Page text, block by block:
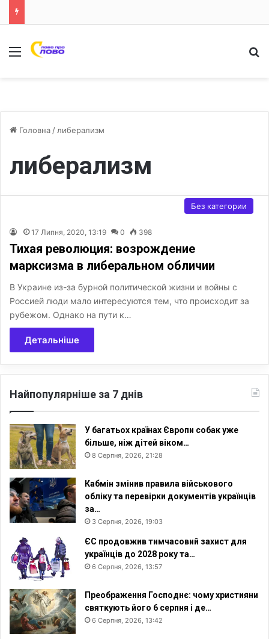
Меню
Головна / либерализм
либерализм
Без категории
17 Липня, 2020, 13:19 0 398
Тихая революция: возрождение
марксизма в либеральном обличии
В Украине из-за бурной политической жизни и войны с
Россией люди мало интересуются тем, что происходит за
рубежом. Однако на пути к…
Детальніше
Найпопулярніше за 7 днів
У багатьох країнах Європи собак уже
більше, ніж дітей віком…
8 Серпня, 2026, 21:28
Кабмін змінив правила військового
обліку та перевірки документів українців
за…
3 Серпня, 2026, 19:03
ЄС продовжив тимчасовий захист для
українців до 2028 року та…
6 Серпня, 2026, 13:57
Преображення Господнє: чому християни
святкують його 6 серпня і де…
6 Серпня, 2026, 13:42